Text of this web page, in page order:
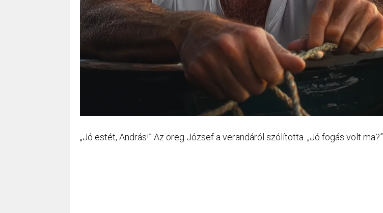
„Jó estét, András!” Az öreg József a verandáról szólította. „Jó fogás volt ma?”